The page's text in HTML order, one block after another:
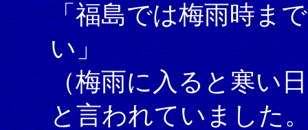
「福島では梅雨時ま
い」
（梅雨に入ると寒い
と言われていました